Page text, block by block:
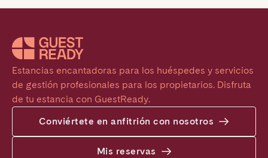
Estancias encantadoras para los huéspedes y servicios
de gestión profesionales para los propietarios. Disfruta
de tu estancia con GuestReady.
Conviértete en anfitrión con nosotros
Mis reservas